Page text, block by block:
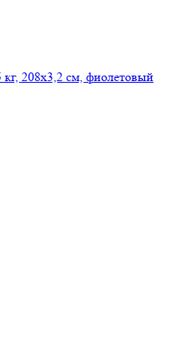
208х3,2 см, фиолетовый